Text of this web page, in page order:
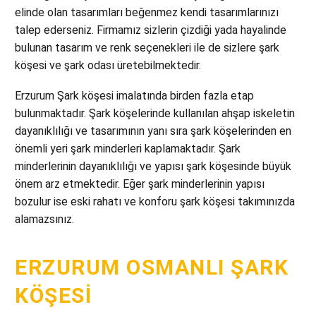
elinde olan tasarımları beğenmez kendi tasarımlarınızı
talep ederseniz. Firmamız sizlerin çizdiği yada hayalinde
bulunan tasarım ve renk seçenekleri ile de sizlere şark
köşesi ve şark odası üretebilmektedir.
Erzurum Şark köşesi imalatında birden fazla etap
bulunmaktadır. Şark köşelerinde kullanılan ahşap iskeletin
dayanıklılığı ve tasarımının yanı sıra şark köşelerinden en
önemli yeri şark minderleri kaplamaktadır. Şark
minderlerinin dayanıklılığı ve yapısı şark köşesinde büyük
önem arz etmektedir. Eğer şark minderlerinin yapısı
bozulur ise eski rahatı ve konforu şark köşesi takımınızda
alamazsınız.
ERZURUM OSMANLI ŞARK
KÖŞESI